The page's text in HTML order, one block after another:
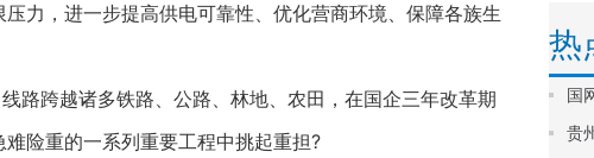
力，进一步提高供电可靠性、优化营商环境、保障各族生
跨越诸多铁路、公路、林地、农田，在国企三年改革期
险重的一系列重要工程中挑起重担?
热
国